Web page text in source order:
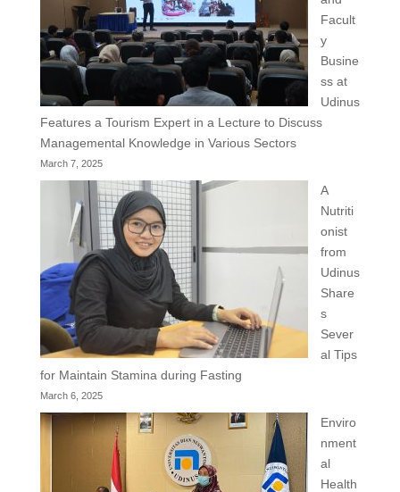
Facult
y
Busine
ss at
Udinus
Features a Tourism Expert in a Lecture to Discuss
Managemental Knowledge in Various Sectors
March 7, 2025
A
Nutriti
onist
from
Udinus
Share
s
Sever
al Tips
for Maintain Stamina during Fasting
March 6, 2025
Enviro
nment
al
Health